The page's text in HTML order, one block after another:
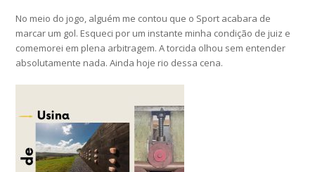
No meio do jogo, alguém me contou que o Sport acabara de
marcar um gol. Esqueci por um instante minha condição de juiz e
comemorei em plena arbitragem. A torcida olhou sem entender
absolutamente nada. Ainda hoje rio dessa cena.